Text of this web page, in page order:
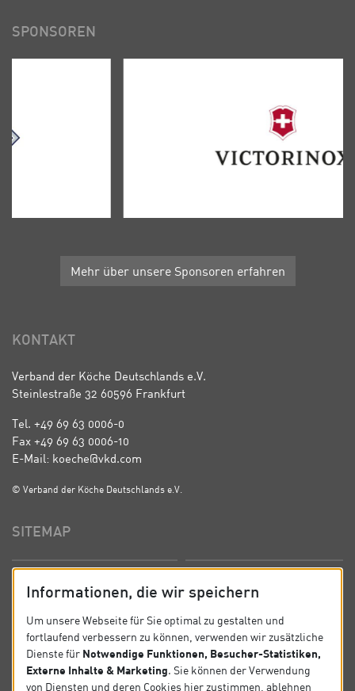
SPONSOREN
Mehr über unsere Sponsoren erfahren
KONTAKT
Verband der Köche Deutschlands e.V.
Steinlestraße 32 60596 Frankfurt
Tel. +49 69 63 0006-0
Fax +49 69 63 0006-10
E-Mail: koeche@vkd.com
© Verband der Köche Deutschlands e.V.
SITEMAP
News Kontakt
Datenschutz Impressum
Informationen, die wir speichern
Um unsere Webseite für Sie optimal zu gestalten und
fortlaufend verbessern zu können, verwenden wir zusätzliche
Dienste für Notwendige Funktionen, Besucher-Statistiken,
Externe Inhalte & Marketing. Sie können der Verwendung
von Diensten und deren Cookies hier zustimmen, ablehnen